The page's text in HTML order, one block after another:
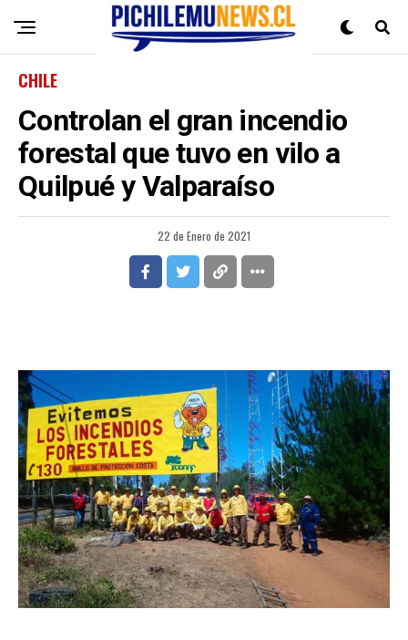
CHILE
Controlan el gran incendio
forestal que tuvo en vilo a
Quilpué y Valparaíso
22 de Enero de 2021